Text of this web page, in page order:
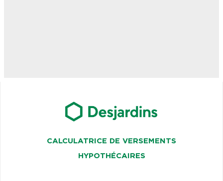
CALCULATRICE DE VERSEMENTS
HYPOTHÉCAIRES